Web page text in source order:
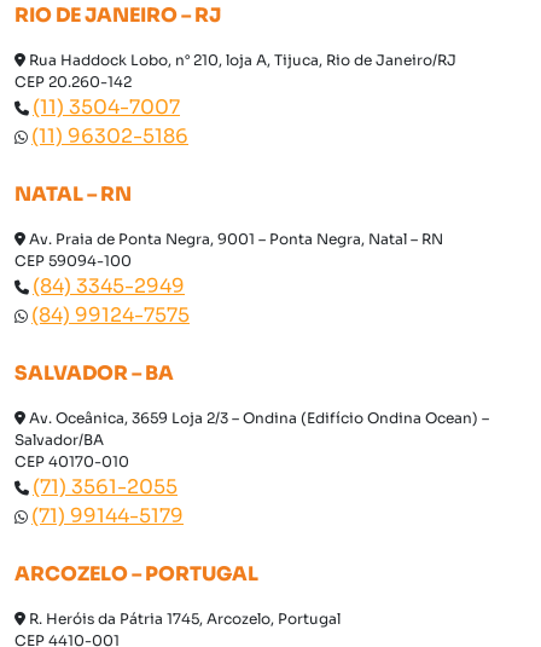
RIO DE JANEIRO – RJ
Rua Haddock Lobo, n° 210, loja A, Tijuca, Rio de Janeiro/RJ
CEP 20.260-142
(11) 3504-7007
(11) 96302-5186
NATAL – RN
Av. Praia de Ponta Negra, 9001 – Ponta Negra, Natal – RN
CEP 59094-100
(84) 3345-2949
(84) 99124-7575
SALVADOR – BA
Av. Oceânica, 3659 Loja 2/3 – Ondina (Edifício Ondina Ocean) –
Salvador/BA
CEP 40170-010
(71) 3561-2055
(71) 99144-5179
ARCOZELO – PORTUGAL
R. Heróis da Pátria 1745, Arcozelo, Portugal
CEP 4410-001